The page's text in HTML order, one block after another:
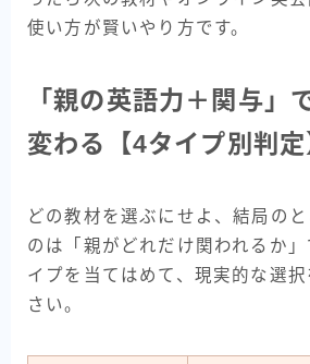
使い方が賢いやり方です。
「親の英語力＋関与」
変わる【4タイプ別判定
どの教材を選ぶにせよ、結局の
のは「親がどれだけ関われるか」
イプを当てはめて、現実的な選
さい。